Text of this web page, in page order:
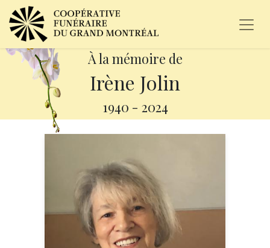
À la mémoire de
Irène Jolin
1940 - 2024